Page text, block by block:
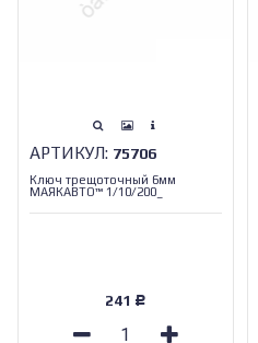
АРТИКУЛ: 75706
Ключ трещоточный 6мм
МАЯКАВТО™ 1/10/200_
241 Р